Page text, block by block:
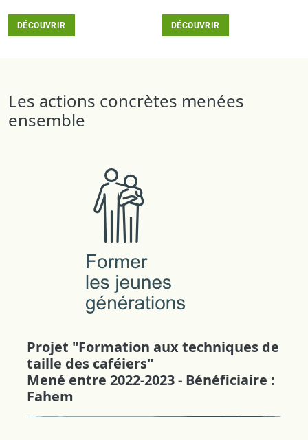
DÉCOUVRIR DÉCOUVRIR
Les actions concrètes menées
ensemble
Projet "Formation aux techniques de
taille des caféiers"
Mené entre 2022-2023 - Bénéficiaire :
Fahem